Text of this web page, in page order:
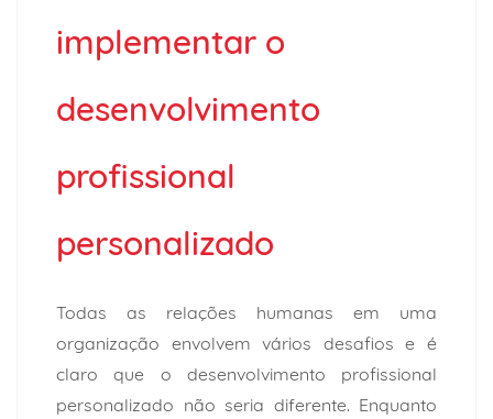
implementar o
desenvolvimento
profissional
personalizado
Todas as relações humanas em uma
organização envolvem vários desafios e é
claro que o desenvolvimento profissional
personalizado não seria diferente. Enquanto